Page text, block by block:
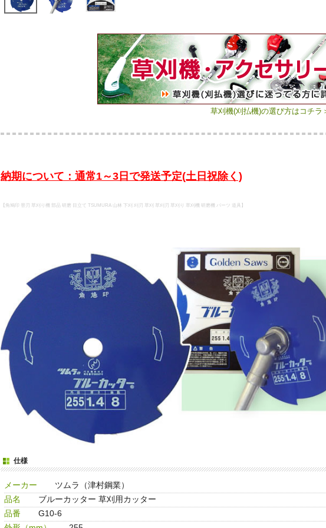
草刈機(刈払機)の選び方はコチラ
納期について：通常1～3日で発送予定(土日祝除く)
【角鳩印 替刃 草刈り機 部品 研磨 目立て TSUMURA 山林 下刈 刈刃 草刈 草刈刃 草刈り 草刈機 研磨機 パーツ 道具】
仕様
メーカー
ツムラ（津村鋼業）
品名
ブルーカッター 草刈用カッター
品番
G10-6